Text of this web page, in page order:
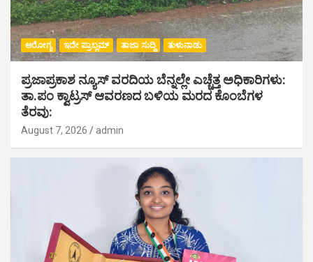
ಆರೋಗ್ಯ ಇದೇ ಪ್ರಾಬ್ಲಮ್ ತಾಜಾ ಸುದ್ದಿ ತುಳುನಾಡು
ಪ್ರಜಾಪ್ರಕಾಶ ನ್ಯೂಸ್ ವರದಿಯ ಬೆನ್ನಲ್ಲೇ ಎಚ್ಚೆತ್ತ ಅಧಿಕಾರಿಗಳು:
ತಾ.ಪಂ ಕ್ವಾಟ್ರಸ್ ಆವರಣದ ಬಳಿಯ ಮರದ ಕೊಂಬೆಗಳ
ತೆರವು:
August 7, 2026 admin